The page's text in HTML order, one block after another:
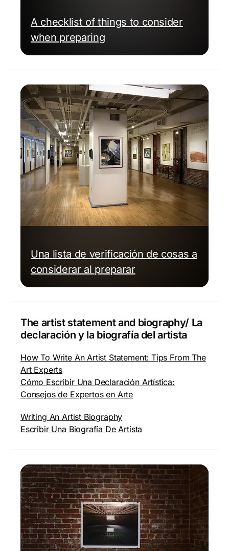
A checklist of things to consider
when preparing
Una lista de verificación de cosas a
considerar al preparar
The artist statement and biography/ La
declaración y la biografía del artista
How To Write An Artist Statement: Tips From The
Art Experts
Cómo Escribir Una Declaración Artística:
Consejos de Expertos en Arte
Writing An Artist Biography
Escribir Una Biografía De Artista